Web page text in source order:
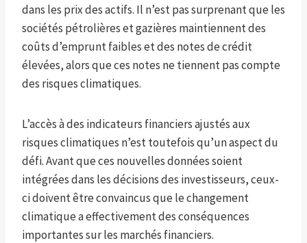
dans les prix des actifs. Il n’est pas surprenant que les
sociétés pétrolières et gazières maintiennent des
coûts d’emprunt faibles et des notes de crédit
élevées, alors que ces notes ne tiennent pas compte
des risques climatiques.
L’accès à des indicateurs financiers ajustés aux
risques climatiques n’est toutefois qu’un aspect du
défi. Avant que ces nouvelles données soient
intégrées dans les décisions des investisseurs, ceux-
ci doivent être convaincus que le changement
climatique a effectivement des conséquences
importantes sur les marchés financiers.